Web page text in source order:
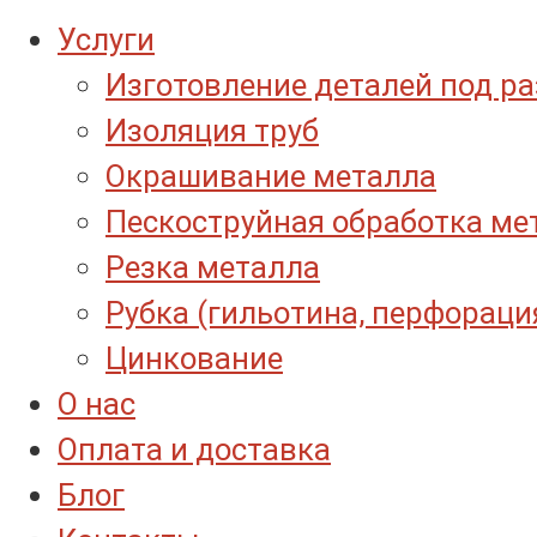
Услуги
Изготовление деталей под
Изоляция труб
Окрашивание металла
Пескоструйная обработка
Резка металла
Рубка (гильотина,
Цинкование
О нас
Оплата и доставка
Блог